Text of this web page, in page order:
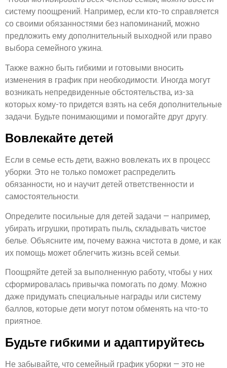
систему поощрений. Например, если кто-то справляется
со своими обязанностями без напоминаний, можно
предложить ему дополнительный выходной или право
выбора семейного ужина.
Также важно быть гибкими и готовыми вносить
изменения в график при необходимости. Иногда могут
возникать непредвиденные обстоятельства, из-за
которых кому-то придется взять на себя дополнительные
задачи. Будьте понимающими и помогайте друг другу.
Вовлекайте детей
Если в семье есть дети, важно вовлекать их в процесс
уборки. Это не только поможет распределить
обязанности, но и научит детей ответственности и
самостоятельности.
Определите посильные для детей задачи — например,
убирать игрушки, протирать пыль, складывать чистое
белье. Объясните им, почему важна чистота в доме, и как
их помощь может облегчить жизнь всей семьи.
Поощряйте детей за выполненную работу, чтобы у них
сформировалась привычка помогать по дому. Можно
даже придумать специальные награды или систему
баллов, которые дети могут потом обменять на что-то
приятное.
Будьте гибкими и адаптируйтесь
Не забывайте, что семейный график уборки — это не